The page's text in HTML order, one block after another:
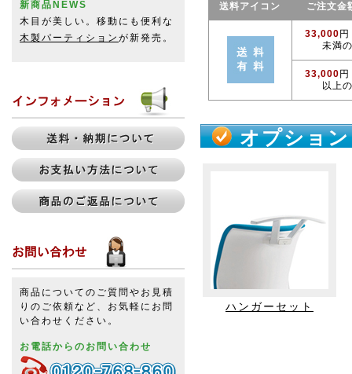
新商品NEWS
木目が美しい。移動にも便利な
木製パーティション が新発売。
商品についてのご質問やお見積
りのご依頼など、お気軽にお問
い合わせください。
お電話からのお問い合わせ
送料アイコン ご注文金
33,000
未満
33,000
以上
オプショ
ハンガーセット